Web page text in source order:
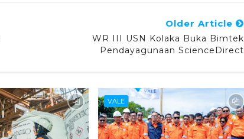
Older Article
WR III USN Kolaka Buka Bimtek
Pendayagunaan ScienceDirect
VALE